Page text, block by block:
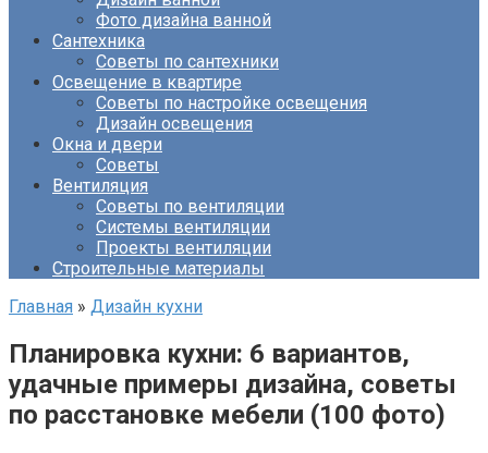
Фото дизайна ванной
Сантехника
Советы по сантехники
Освещение в квартире
Советы по настройке освещения
Дизайн освещения
Окна и двери
Советы
Вентиляция
Советы по вентиляции
Системы вентиляции
Проекты вентиляции
Строительные материалы
Главная » Дизайн кухни
Планировка кухни: 6 вариантов,
удачные примеры дизайна, советы
по расстановке мебели (100 фото)